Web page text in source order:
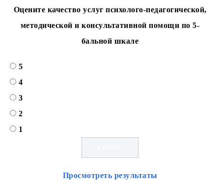
Оцените качество услуг психолого-педагогической,
методической и консультативной помощи по 5-
бальной шкале
5
4
3
2
1
Просмотреть результаты